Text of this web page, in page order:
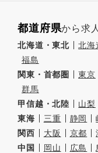
都道府県から求
北海道・東北 北海
福島
関東・首都圏
東京
群馬
甲信越・北陸
山梨
東海
三重 静岡
関西
大阪 京都
中国
岡山 広島